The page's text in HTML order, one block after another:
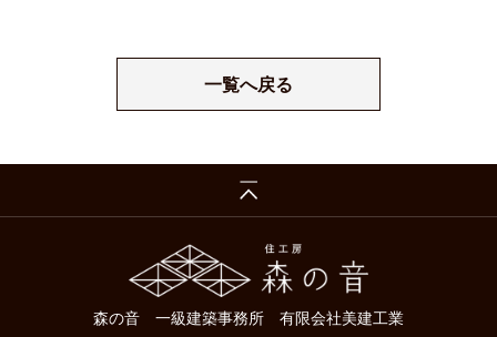
一覧へ戻る
森の音 一級建築事務所 有限会社美建工業